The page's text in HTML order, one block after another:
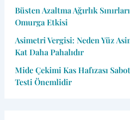
Büsten Azaltma Ağırlık
Omurga Etkisi
Asimetri Vergisi: Neden Yüz
Kat Daha Pahalıdır
Mide Çekimi Kas Hafızası
Testi Önemlidir